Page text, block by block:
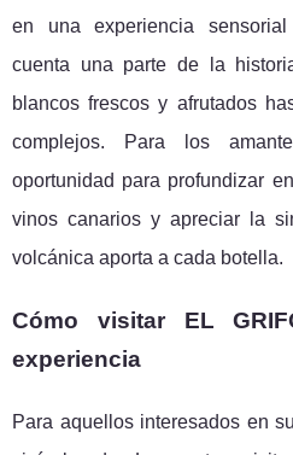
en una experiencia
cuenta una parte de la
blancos frescos y afrutados
complejos. Para los
oportunidad para profundizar
vinos canarios y apreciar la
volcánica aporta a cada botella.
Cómo visitar EL
experiencia
Para aquellos interesados en